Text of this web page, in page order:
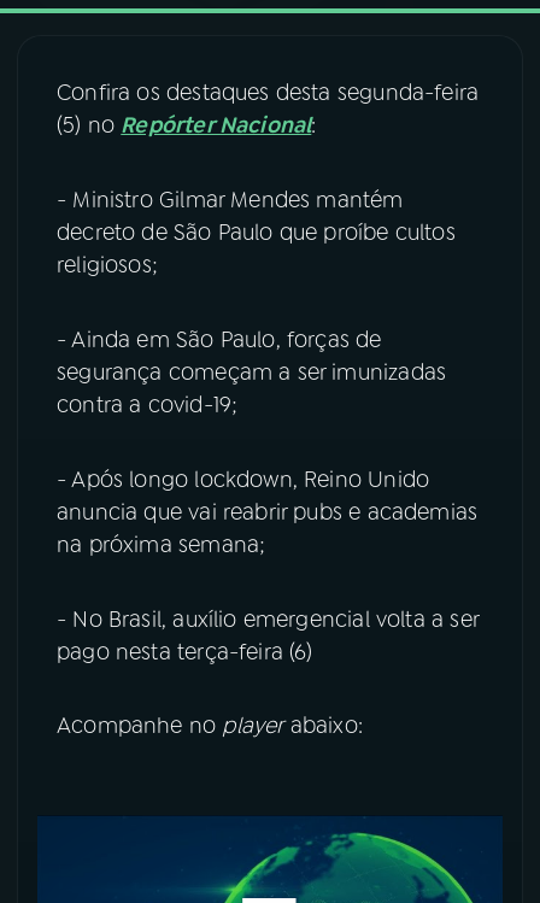
03PROGRAMAÇÃO
04PROGRAMAS
06 VIDEOCASTS
ÚLTIMAS
08FESTIVAL DE MÚSICA
ACOMPANHE A RÁDIO NACIONAL
YouTube
TikTok
Confira os destaques desta segunda-feira
(5) no Repórter Nacional:
- Ministro Gilmar Mendes mantém
decreto de São Paulo que proíbe cultos
religiosos;
- Ainda em São Paulo, forças de
segurança começam a ser imunizadas
contra a covid-19;
- Após longo lockdown, Reino Unido
anuncia que vai reabrir pubs e academias
na próxima semana;
- No Brasil, auxílio emergencial volta a ser
pago nesta terça-feira (6)
Acompanhe no playerabaixo: